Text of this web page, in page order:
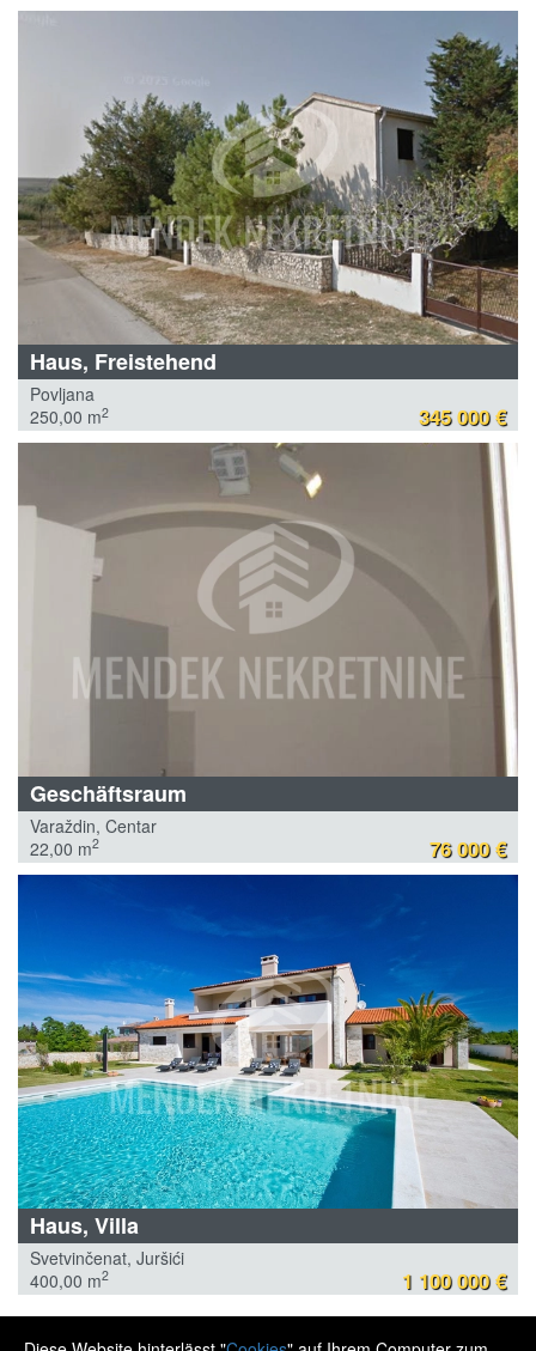
Haus, Freistehend
Povljana
250,00 m2 345 000 €
Geschäftsraum
Varaždin, Centar
22,00 m2 76 000 €
Haus, Villa
Svetvinčenat, Juršići
400,00 m2 1 100 000 €